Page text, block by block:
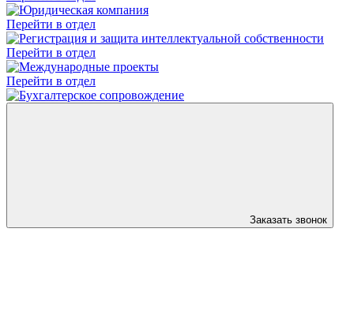
Перейти в отдел
Перейти в отдел
Перейти в отдел
Заказать звонок